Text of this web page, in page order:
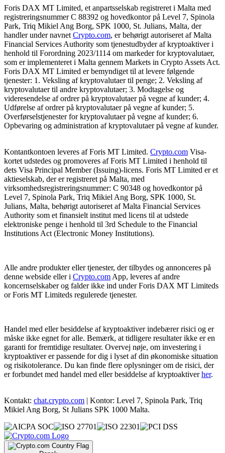
Foris DAX MT Limited, et anpartsselskab registreret i Malta med
registreringsnummer C 88392 og hovedkontor på Level 7, Spinola
Park, Triq Mikiel Ang Borg, SPK 1000, St. Julians, Malta, der
handler under navnet Crypto.com, er behørigt autoriseret af Malta
Financial Services Authority som tjenestudbyder af kryptoaktiver i
henhold til Forordning 2023/1114 om markeder for kryptovalutaer,
som er implementeret i Malta gennem Markets in Crypto Assets Act.
Foris DAX MT Limited er bemyndiget til at levere følgende
tjenester: 1. Veksling af kryptovalutaer til penge; 2. Veksling af
kryptovalutaer til andre kryptovalutaer; 3. Modtagelse og
videresendelse af ordrer på kryptovalutaer på vegne af kunder; 4.
Udførelse af ordrer på kryptovalutaer på vegne af kunder; 5.
Overførselstjenester for kryptovalutaer på vegne af kunder; 6.
Opbevaring og administration af kryptovalutaer på vegne af kunder.
Kontantkontoen leveres af Foris MT Limited. Crypto.com Visa-
kortet udstedes og promoveres af Foris MT Limited i henhold til
dets Visa Principal Member (Issuing)-licens. Foris MT Limited er et
aktieselskab, der er registreret på Malta, med
virksomhedsregistreringsnummer: C 90348 og hovedkontor på
Level 7, Spinola Park, Triq Mikiel Ang Borg, SPK 1000, St.
Julians, Malta, behørigt autoriseret af Malta Financial Services
Authority som et finansielt institut med licens til at udstede
elektroniske penge i henhold til 3rd Schedule to the Financial
Institutions Act (Electronic Money Institutions).
Alle andre produkter eller tjenester, der tilbydes og annonceres på
denne webside eller i Crypto.com App, leveres af andre
koncernselskaber og falder ikke ind under Foris DAX MT Limiteds
or Foris MT Limiteds regulerede tjenester.
Handel med eller besiddelse af kryptoaktiver indebærer risici og er
måske ikke egnet for alle. Bemærk, at tidligere resultater ikke er en
garanti for fremtidige resultater. Overvej nøje, om investering i
kryptoaktiver er passende for dig i lyset af din økonomiske situation
og risikotolerance. Du kan finde flere oplysninger om de risici, der
er forbundet med handel med eller besiddelse af kryptoaktiverher.
Kontakt: chat.crypto.com | Kontor: Level 7, Spinola Park, Triq
Mikiel Ang Borg, St Julians SPK 1000 Malta.